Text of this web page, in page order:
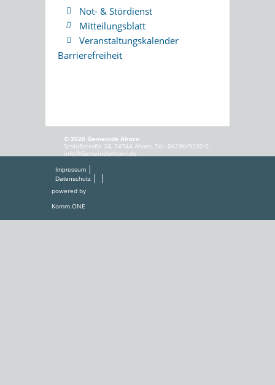
Not- & Stördienst
Mitteilungsblatt
Veranstaltungskalender
Barrierefreiheit
© 2026 Gemeinde Ahorn
Schloßstraße 24, 74744 Ahorn, Tel. 06296/9202-0,
info@GemeindeAhorn.de
Impressum
Datenschutz
powered by
Komm.ONE